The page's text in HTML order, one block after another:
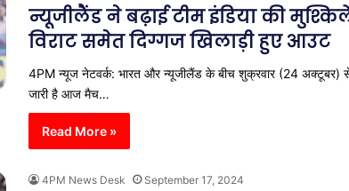
न्यूजीलैंड ने बढ़ाई टीम इंडिया की
विराट समेत दिग्गज खिलाड़ी हुए आउट
4PM न्यूज नेटवर्क: भारत और न्यूजीलैंड के बीच शुक्रवार (24 अक्टूबर)
जारी है आज मैच…
Read More »
4PM News Desk September 17, 2024